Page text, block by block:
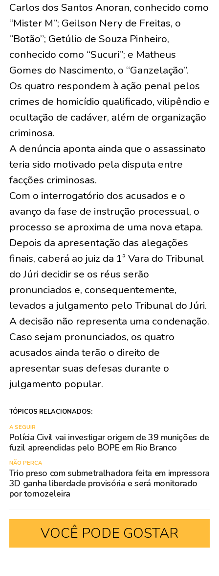
Carlos dos Santos Anoran, conhecido como
“Mister M”; Geilson Nery de Freitas, o
“Botão”; Getúlio de Souza Pinheiro,
conhecido como “Sucuri”; e Matheus
Gomes do Nascimento, o “Ganzelação”.
Os quatro respondem à ação penal pelos
crimes de homicídio qualificado, vilipêndio e
ocultação de cadáver, além de organização
criminosa.
A denúncia aponta ainda que o assassinato
teria sido motivado pela disputa entre
facções criminosas.
Com o interrogatório dos acusados e o
avanço da fase de instrução processual, o
processo se aproxima de uma nova etapa.
Depois da apresentação das alegações
finais, caberá ao juiz da 1ª Vara do Tribunal
do Júri decidir se os réus serão
pronunciados e, consequentemente,
levados a julgamento pelo Tribunal do Júri.
A decisão não representa uma condenação.
Caso sejam pronunciados, os quatro
acusados ainda terão o direito de
apresentar suas defesas durante o
julgamento popular.
TÓPICOS RELACIONADOS:
A SEGUIR
Polícia Civil vai investigar origem de 39 munições de
fuzil apreendidas pelo BOPE em Rio Branco
NÃO PERCA
Trio preso com submetralhadora feita em impressora
3D ganha liberdade provisória e será monitorado
por tornozeleira
VOCÊ PODE GOSTAR